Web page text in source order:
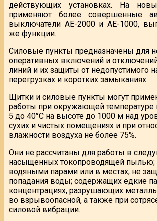
действующих установках. На
применяют более совершенные
выключатели АЕ-2000 и АЕ-1000,
же функции.
Силовые пункты предназначены для
оперативных включений и
линий и их защиты от недопустимого
перегрузках и коротких замыканиях.
Щитки и силовые пункты могут
работы при окружающей температуре
5 до 40°С на высоте до 1000 м над
сухих и чистых помещениях и при
влажности воздуха не более 75%.
Они не рассчитаны для работы в
насыщенных токопроводящей
водяными парами или в местах, не
попадания воды; содержащих едкие
концентрациях, разрушающих
во взрывоопасной, а также при
силовой вибрации.